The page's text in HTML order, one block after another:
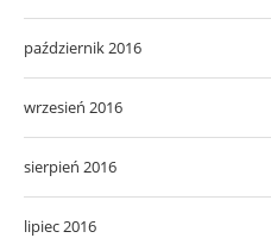
październik 2016
wrzesień 2016
sierpień 2016
lipiec 2016